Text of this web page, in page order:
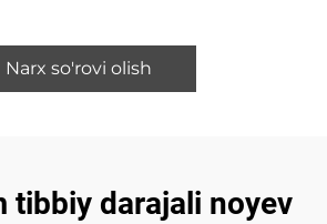
Narx so'rovi olish
tibbiy darajali noyev